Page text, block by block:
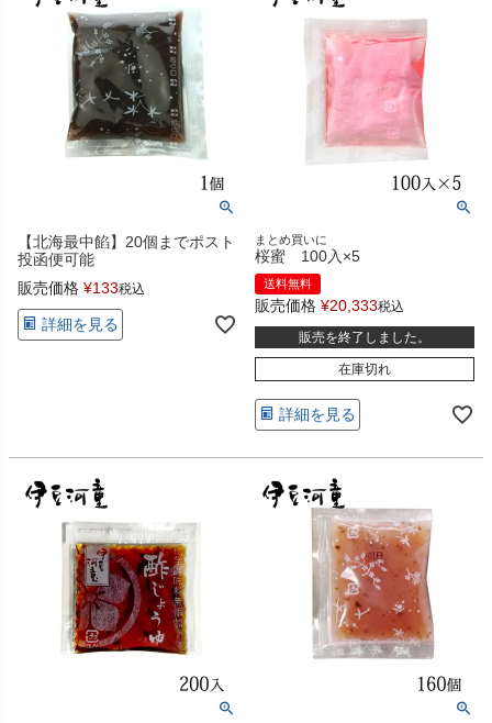
【北海最中餡】20個までポスト
投函便可能
販売価格 ¥133税込
詳細を見る
まとめ買いに
桜蜜 100入×5
送料無料
販売価格 ¥20,333税込
販売を終了しました。
在庫切れ
詳細を見る